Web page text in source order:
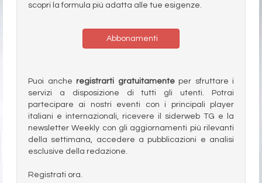
scopri la formula più adatta alle tue esigenze.
Abbonamenti
Puoi anche registrarti gratuitamenteper sfruttare i
servizi a disposizione di tutti gli utenti. Potrai
partecipare ai nostri eventi con i principali player
italiani e internazionali, ricevere il siderweb TG e la
newsletter Weekly con gli aggiornamenti più rilevanti
della settimana, accedere a pubblicazioni e analisi
esclusive della redazione.
Registrati ora.